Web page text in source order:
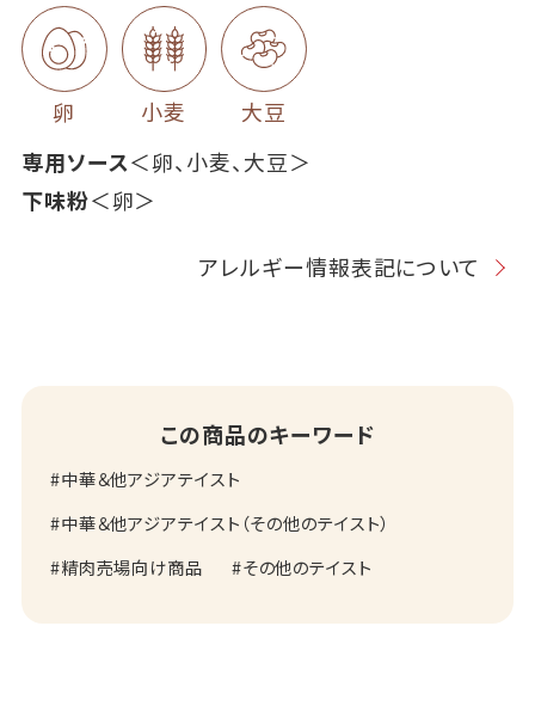
卵 小麦
大豆
専用ソース＜卵、小麦、大豆＞
下味粉＜卵＞
アレルギー情報表記について
この商品のキーワード
中華＆他アジアテイスト
中華＆他アジアテイスト（その他のテイスト）
精肉売場向け商品
その他のテイスト